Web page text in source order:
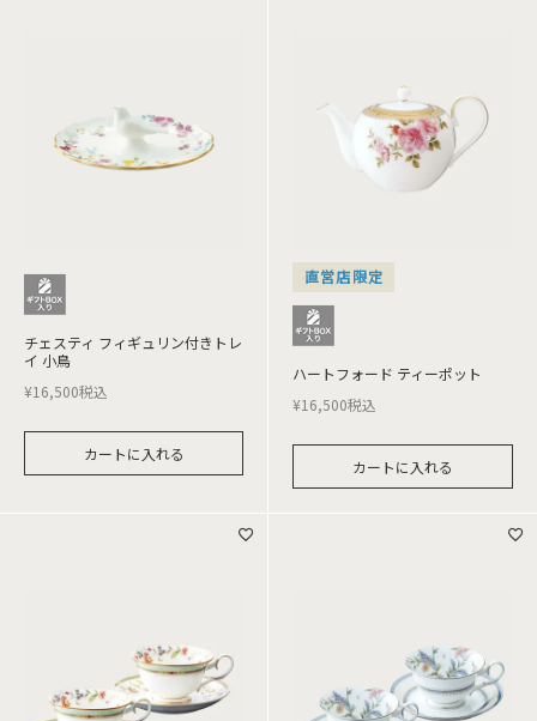
チェスティ フィギュリン付きトレ
イ 小鳥
¥16,500税込
カートに入れる
直営店限定
ハートフォード ティーポット
¥16,500税込
カートに入れる